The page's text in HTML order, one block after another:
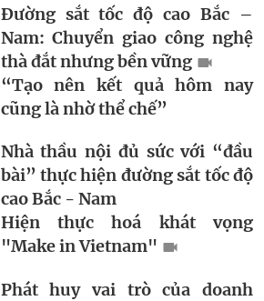
Đường sắt tốc độ cao Bắc –
Nam: Chuyển giao công nghệ
thà đắt nhưng bền vững
“Tạo nên kết quả hôm nay
cũng là nhờ thể chế”
Nhà thầu nội đủ sức với “đầu
bài” thực hiện đường sắt tốc độ
cao Bắc - Nam
Hiện thực hoá khát vọng
"Make in Vietnam"
Phát huy vai trò của doanh